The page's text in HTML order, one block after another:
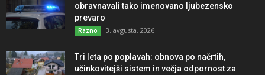
obravnavali tako imenovano ljubezensko
prevaro
Razno 3. avgusta, 2026
Tri leta po poplavah: obnova po načrtih,
učinkovitejši sistem in večja odpornost za